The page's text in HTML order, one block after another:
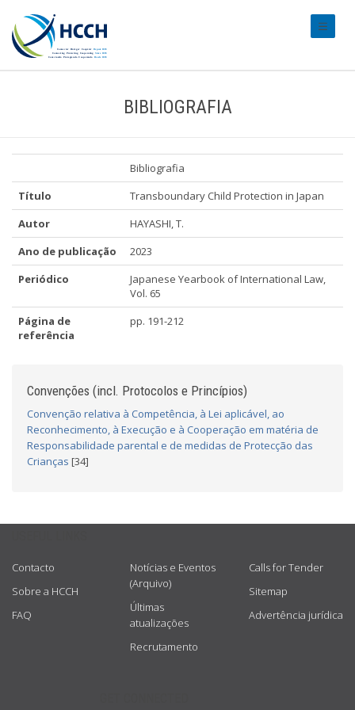
BIBLIOGRAFIA
Bibliografia
Título
Transboundary Child Protection in Japan
Autor
HAYASHI, T.
Ano de publicação
2023
Periódico
Japanese Yearbook of International Law,
Vol. 65
Página de
referência
pp. 191-212
Convenções (incl. Protocolos e Princípios)
Convenção relativa à Competência, à Lei aplicável, ao
Reconhecimento, à Execução e à Cooperação em matéria de
Responsabilidade parental e de medidas de Protecção das
Crianças [34]
Contacto
Sobre a HCCH
FAQ
Notícias e Eventos
(Arquivo)
Últimas
atualizações
Recrutamento
Calls for Tender
Sitemap
Advertência jurídica